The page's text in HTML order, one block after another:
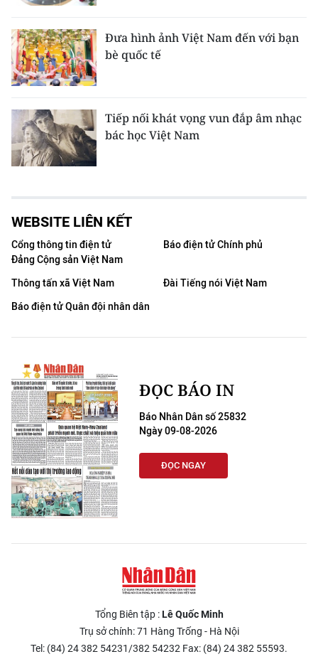
Đưa hình ảnh Việt Nam đến với bạn
bè quốc tế
Tiếp nối khát vọng vun đắp âm nhạc
bác học Việt Nam
WEBSITE LIÊN KẾT
Cổng thông tin điện tử
Đảng Cộng sản Việt Nam
Báo điện tử Chính phủ
Thông tấn xã Việt Nam
Đài Tiếng nói Việt Nam
Báo điện tử Quân đội nhân dân
ĐỌC BÁO IN
Báo Nhân Dân số 25832
Ngày 09-08-2026
ĐỌC NGAY
Tổng Biên tập :Lê Quốc Minh
Trụ sở chính: 71 Hàng Trống - Hà Nội
Tel: (84) 24 382 54231/382 54232 Fax: (84) 24 382 55593.